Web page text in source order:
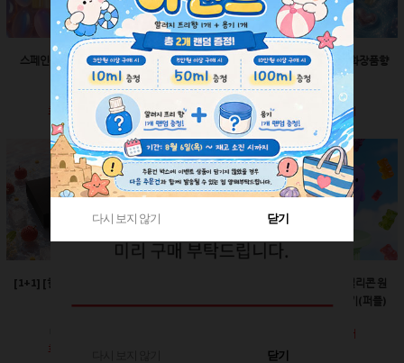
스페인산 향료-향수향
2ml
회원공개
스페인산 향료-비누향
2ml
회원공개
스페인산 향료-화장품향
2ml
회원공개
[1+1] [한정판매]매트블
회원공개
60ml-몬스터 실리콘 원
터치캡 튜브용기(퍼플)
회원공개
다시 보지 않기 닫기
다시 보지 않기 닫기
닫기